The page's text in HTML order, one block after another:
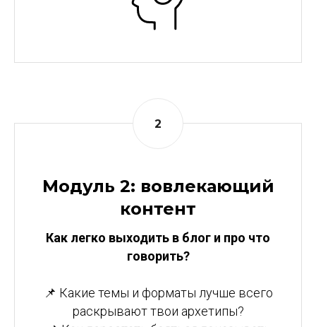
Модуль 2: вовлекающий
контент
Как легко выходить в блог и про что
говорить?
📌 Какие темы и форматы лучше всего
раскрывают твои архетипы?